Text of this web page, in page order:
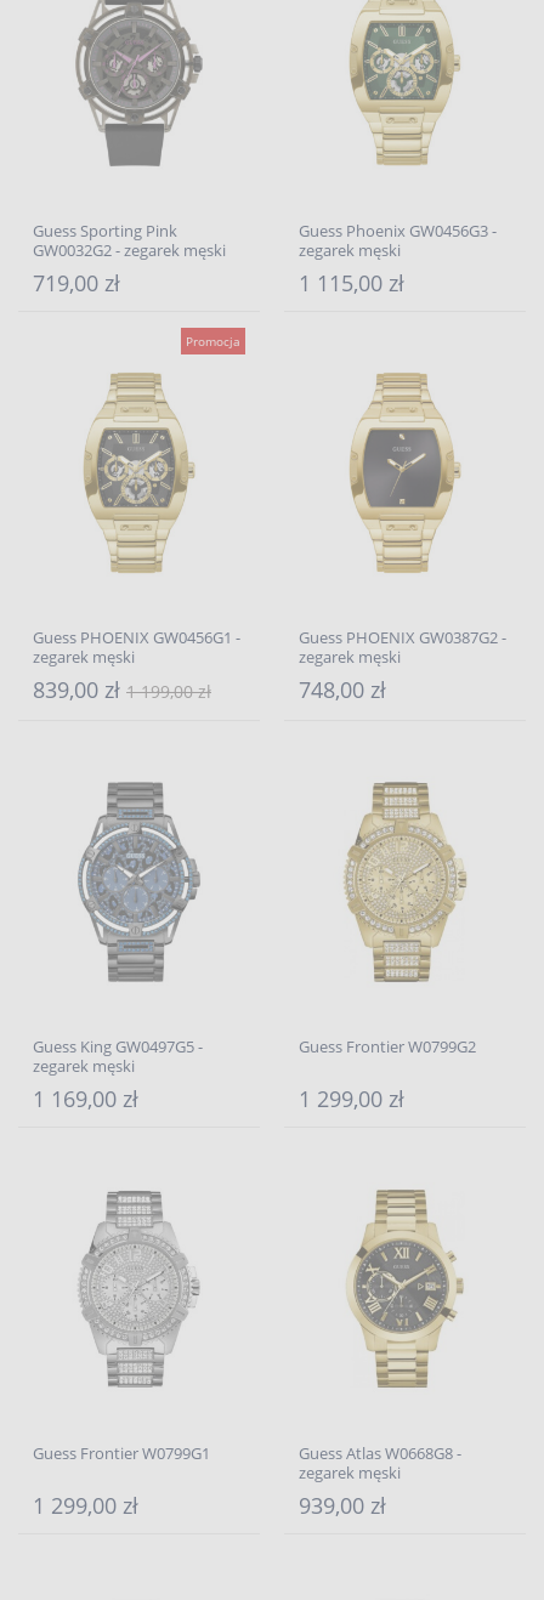
Guess Sporting Pink
GW0032G2 - zegarek męski
719,00 zł
Guess Phoenix GW0456G3 -
zegarek męski
1 115,00 zł
Promocja
Guess PHOENIX GW0456G1 -
zegarek męski
839,00 zł 1 199,00 zł
Guess PHOENIX GW0387G2 -
zegarek męski
748,00 zł
Guess King GW0497G5 -
zegarek męski
1 169,00 zł
Guess Frontier W0799G2
1 299,00 zł
Guess Frontier W0799G1
1 299,00 zł
Guess Atlas W0668G8 -
zegarek męski
939,00 zł